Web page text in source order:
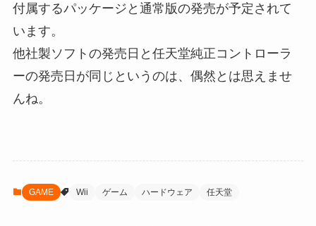
付属するパッケージと通常版の発売が予定されて
います。
他社製ソフトの発売日と任天堂純正コントローラ
ーの発売日が同じというのは、偶然とは思えませ
んね。
GAME Wii ゲーム ハードウェア 任天堂